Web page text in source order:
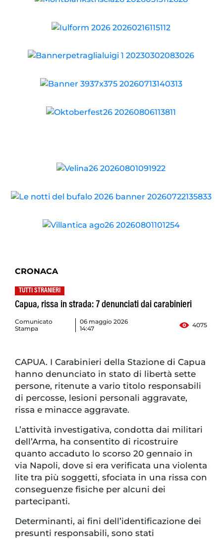
CRONACA
TUTTI STRANIERI
Capua, rissa in strada: 7 denunciati dai carabinieri
Comunicato
Stampa
06 maggio 2026
14:47
4075
CAPUA. I Carabinieri della Stazione di Capua
hanno denunciato in stato di libertà sette
persone, ritenute a vario titolo responsabili
di percosse, lesioni personali aggravate,
rissa e minacce aggravate.
L’attività investigativa, condotta dai militari
dell’Arma, ha consentito di ricostruire
quanto accaduto lo scorso 20 gennaio in
via Napoli, dove si era verificata una violenta
lite tra più soggetti, sfociata in una rissa con
conseguenze fisiche per alcuni dei
partecipanti.
Determinanti, ai fini dell’identificazione dei
presunti responsabili, sono stati